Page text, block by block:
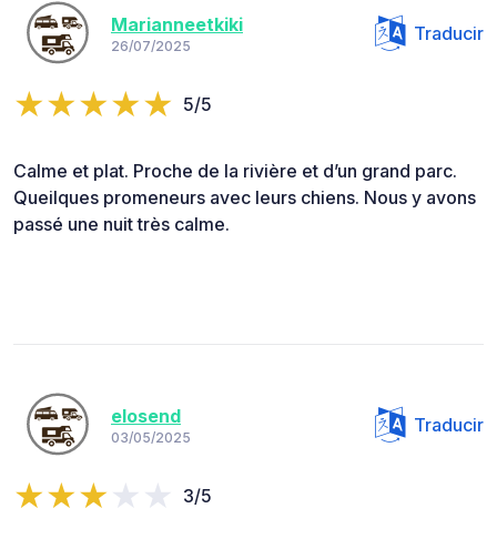
Marianneetkiki
26/07/2025
Traducir
5/5
Calme et plat. Proche de la rivière et d’un grand parc.
Queilques promeneurs avec leurs chiens. Nous y avons
passé une nuit très calme.
elosend
03/05/2025
Traducir
3/5